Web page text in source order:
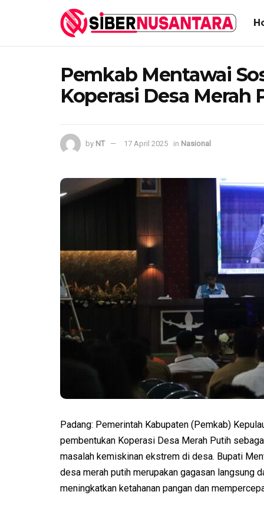
Pemkab Mentawai
Koperasi Desa Merah
by NT 17 April 2025 in Nasional
Padang: Pemerintah Kabupaten (Pemkab)
pembentukan Koperasi Desa Merah Putih
masalah kemiskinan ekstrem di desa. Bupati
desa merah putih merupakan gagasan langsung
meningkatkan ketahanan pangan dan